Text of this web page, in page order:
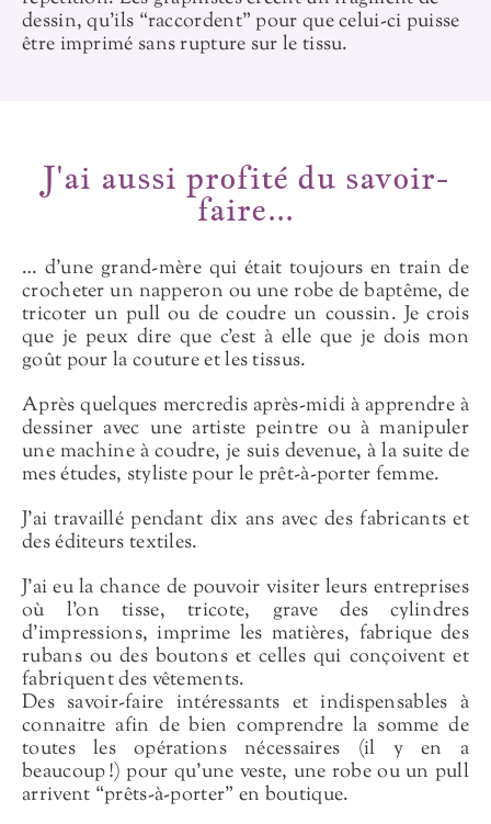
dessin, qu’ils “raccordent” pour que celui-ci puisse
être imprimé sans rupture sur le tissu.
J'ai aussi profité du savoir-
faire...
… d’une grand-mère qui était toujours en train de
crocheter un napperon ou une robe de baptême, de
tricoter un pull ou de coudre un coussin. Je crois
que je peux dire que c’est à elle que je dois mon
goût pour la couture et les tissus.
Après quelques mercredis après-midi à apprendre à
dessiner avec une artiste peintre ou à manipuler
une machine à coudre, je suis devenue, à la suite de
mes études, styliste pour le prêt-à-porter femme.
J’ai travaillé pendant dix ans avec des fabricants et
des éditeurs textiles.
J’ai eu la chance de pouvoir visiter leurs entreprises
où l’on tisse, tricote, grave des cylindres
d’impressions, imprime les matières, fabrique des
rubans ou des boutons et celles qui conçoivent et
fabriquent des vêtements.
Des savoir-faire intéressants et indispensables à
connaitre afin de bien comprendre la somme de
toutes les opérations nécessaires (il y en a
beaucoup !) pour qu’une veste, une robe ou un pull
arrivent “prêts-à-porter” en boutique.